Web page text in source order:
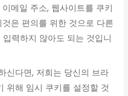
메일 주소, 웹사이트를 쿠키
은 편의를 위한 것으로 다른
력하지 않아도 되는 것입니
신다면, 저희는 당신의 브라
위해 임시 쿠키를 설정할 것